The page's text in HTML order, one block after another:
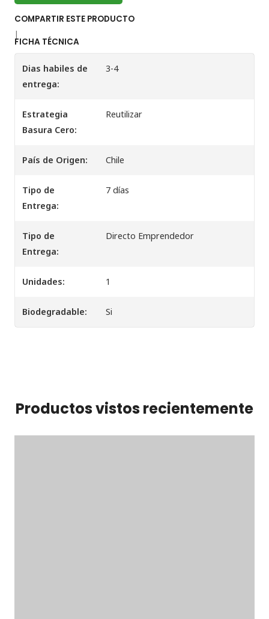
COMPARTIR ESTE PRODUCTO
|
FICHA TÉCNICA
Dias habiles de
entrega:
3-4
Estrategia
Basura Cero:
Reutilizar
País de Origen: Chile
Tipo de
Entrega:
7 días
Tipo de
Entrega:
Directo Emprendedor
Unidades: 1
Biodegradable: Si
Productos vistos recientemente